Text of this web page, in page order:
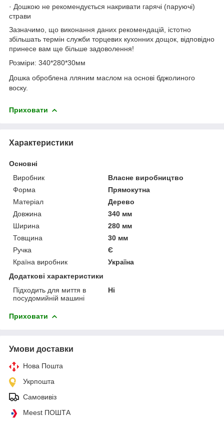
· Дошкою не рекомендується накривати гарячі (паруючі)
страви
Зазначимо, що виконання даних рекомендацій, істотно
збільшать термін служби торцевих кухонних дощок, відповідно
принесе вам ще більше задоволення!
Розміри: 340*280*30мм
Дошка оброблена лляним маслом на основі бджолиного
воску.
Приховати
Характеристики
Основні
Виробник
Власне виробництво
Форма
Прямокутна
Матеріал
Дерево
Довжина
340 мм
Ширина
280 мм
Товщина
30 мм
Ручка
Є
Країна виробник
Україна
Додаткові характеристики
Підходить для миття в
посудомийній машині
Ні
Приховати
Умови доставки
Нова Пошта
Укрпошта
Самовивіз
Meest ПОШТА